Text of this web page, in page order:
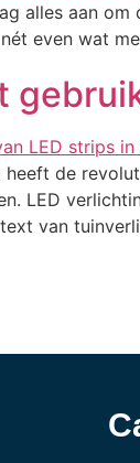
alles aan
even wat
heeft de
LED
van